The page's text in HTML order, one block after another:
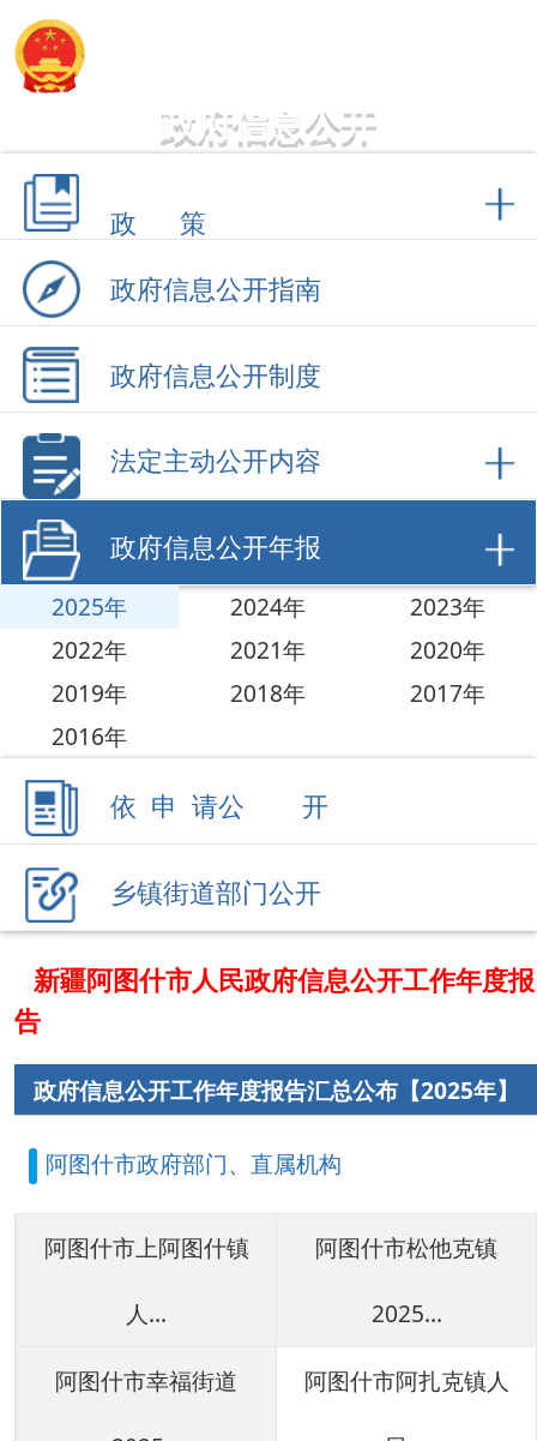
政府信息公开
政府信息公开指南
政府信息公开制度
法定主动公开内容
政府信息公开年报
2025年 2024年
2023年
2022年
2021年
2019年
2016年
依 申 请公 开
乡镇街道部门公开
新疆阿图什市人民政府信息公开工作年度报
告
政府信息公开工作年度报告汇总公布【2025年】
阿图什市政府部门、直属机构
阿图什市上阿图什镇
人... 2025...
阿图什市幸福街道 阿图什市阿扎克镇人
阿图什市新城街道办
事...
阿图什市人民政府国
阿湖乡人民政府2025 阿图什市应急管理局